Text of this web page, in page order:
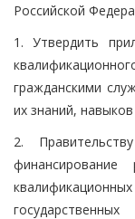
Российской
1. Утвердить
гражданскими
их знаний,
2.